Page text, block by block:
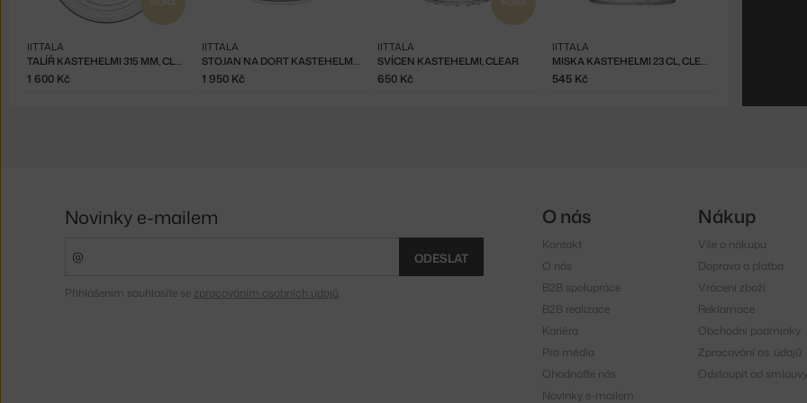
TALÍŘ KASTEHELMI 315 MM, CLEAR
IITTALA
1 600 Kč
STOJAN NA DORT KASTEHELMI MALÝ, CLEAR
IITTALA
1 950 Kč
SVÍCEN KASTEHELMI, CLEAR
IITTALA
650 Kč
MISKA KASTEHELMI 23 CL, CLEAR
IITTALA
545 Kč
Novinky e-mailem
ODESLAT
Přihlášením souhlasíte se zpracováním osobních údajů
O nás
Kontakt
O nás
B2B spolupráce
B2B realizace
Kariéra
Pro média
Ohodnoťte nás
Novinky e-mailem
Nákup
Vše o nákupu
Doprava a platba
Vrácení zboží
Reklamace
Obchodní podmínky
Zpracování os. údajů
Odstoupit od smlouvy